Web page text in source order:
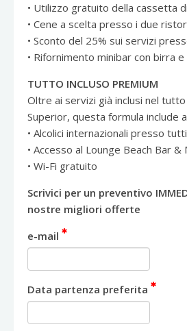
• Utilizzo gratuito della cassetta
• Cene a scelta presso i due
• Sconto del 25% sui servizi
• Rifornimento minibar con birra
TUTTO INCLUSO PREMIUM
Oltre ai servizi già inclusi nel
Superior, questa formula include
• Alcolici internazionali presso
• Accesso al Lounge Beach Bar &
• Wi-Fi gratuito
Scrivici per un preventivo
nostre migliori offerte
e-mail
Data partenza preferita